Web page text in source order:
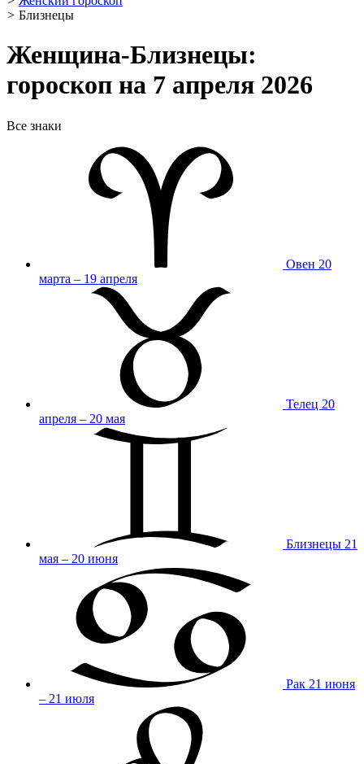
> Близнецы ️
Женщина-Близнецы:
гороскоп на 7 апреля 2026
Все знаки
Овен 20
марта – 19 апреля
Телец 20
апреля – 20 мая
Близнецы 21
мая – 20 июня
Рак 21 июня
– 21 июля